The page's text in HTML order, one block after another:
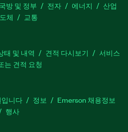
방 및 정부 전자 에너지
산업
체 교통
태 및 내역 견적 다시보기
서비스
는 견적 요청
니다 정보
Emerson 채용정보
행사